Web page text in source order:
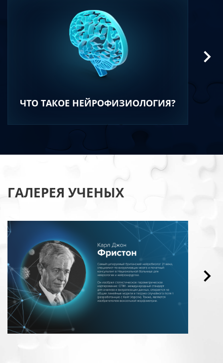
ЧТО ТАКОЕ НЕЙРОФИЗИОЛОГИЯ?
ГАЛЕРЕЯ УЧЕНЫХ